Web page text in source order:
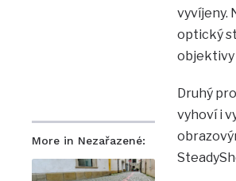
More in Nezařazené:
vyvíjeny.
optický
objektivy
Druhý
vyhoví i